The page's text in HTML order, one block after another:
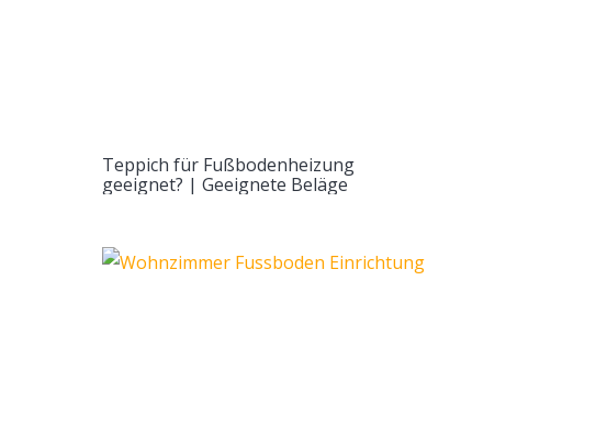
Teppich für Fußbodenheizung
geeignet? | Geeignete Beläge